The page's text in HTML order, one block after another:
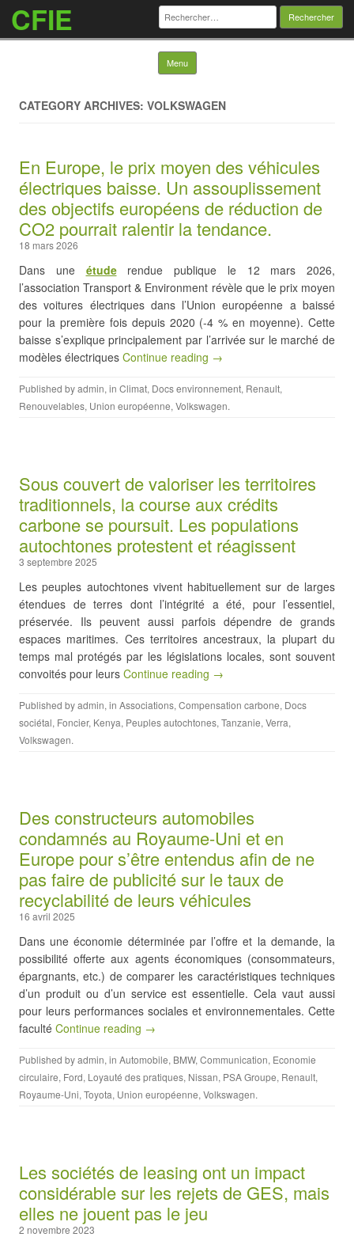
CFIE Rechercher :
Menu Skip to content
CATEGORY ARCHIVES: VOLKSWAGEN
En Europe, le prix moyen des véhicules
électriques baisse. Un assouplissement
des objectifs européens de réduction de
CO2 pourrait ralentir la tendance.
18 mars 2026
Dans une étuderendue publique le 12 mars 2026,
l’association Transport & Environment révèle que le prix moyen
des voitures électriques dans l’Union européenne a baissé
pour la première fois depuis 2020 (-4 % en moyenne). Cette
baisse s’explique principalement par l’arrivée sur le marché de
modèles électriques Continue reading →
Published byadmin, in Climat, Docs environnement, Renault,
Renouvelables, Union européenne, Volkswagen.
Sous couvert de valoriser les territoires
traditionnels, la course aux crédits
carbone se poursuit. Les populations
autochtones protestent et réagissent
3 septembre 2025
Les peuples autochtones vivent habituellement sur de larges
étendues de terres dont l’intégrité a été, pour l’essentiel,
préservée. Ils peuvent aussi parfois dépendre de grands
espaces maritimes. Ces territoires ancestraux, la plupart du
temps mal protégés par les législations locales, sont souvent
convoités pour leurs Continue reading →
Published byadmin, in Associations, Compensation carbone, Docs
sociétal, Foncier, Kenya, Peuples autochtones, Tanzanie, Verra,
Volkswagen.
Des constructeurs automobiles
condamnés au Royaume-Uni et en
Europe pour s’être entendus afin de ne
pas faire de publicité sur le taux de
recyclabilité de leurs véhicules
16 avril 2025
Dans une économie déterminée par l’offre et la demande, la
possibilité offerte aux agents économiques (consommateurs,
épargnants, etc.) de comparer les caractéristiques techniques
d’un produit ou d’un service est essentielle. Cela vaut aussi
pour leurs performances sociales et environnementales. Cette
faculté Continue reading →
Published byadmin, in Automobile, BMW, Communication, Economie
circulaire, Ford, Loyauté des pratiques, Nissan, PSA Groupe, Renault,
Royaume-Uni, Toyota, Union européenne, Volkswagen.
Les sociétés de leasing ont un impact
considérable sur les rejets de GES, mais
elles ne jouent pas le jeu
2 novembre 2023